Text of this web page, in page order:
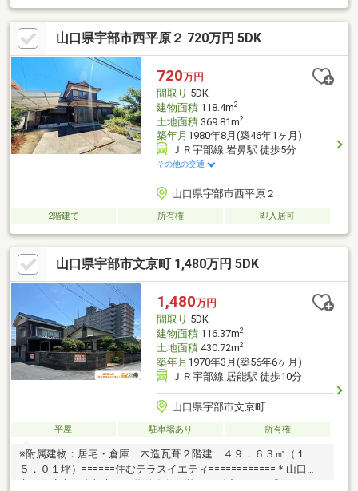
っても大丈夫！・おまとめローンも可能♪・勤続年数が1年未満で
もＯＫ！・信用情報に不安があっても大丈夫！ローンに詳しい営
業スタッフがご対応いたします！！※住宅ローンの相談だけでも
大歓迎です♪※少しでも不安のある方、他社で断られた方も是非ご
相談ください♪※ジャッジはお客様と共に解決します！～お問合せ
～【ジャッジ株式会社】山口宇部店０８３６－３９―６０９０ど
んな事でもお気軽にご連絡ください♪
山口県宇部市西平原２ 720万円 5DK
720万円
間取り 5DK
建物面積118.4m2
土地面積369.81m2
築年月 1980年8月(築46年1ヶ月)
ＪＲ宇部線 岩鼻駅 徒歩5分
その他の交通
山口県宇部市西平原２
2階建て 所有権 即入居可
山口県宇部市文京町 1,480万円 5DK
1,480万円
間取り 5DK
建物面積116.37m2
土地面積430.72m2
築年月 1970年3月(築56年6ヶ月)
ＪＲ宇部線 居能駅 徒歩10分
山口県宇部市文京町
平屋 駐車場あり 所有権
※附属建物：居宅・倉庫 木造瓦葺２階建 ４９．６３㎡（１
５．０１坪）======住むテラスイエティ============＊山口
市・防府市・宇部市など物件多数掲載→不動産サイト「住むテラ